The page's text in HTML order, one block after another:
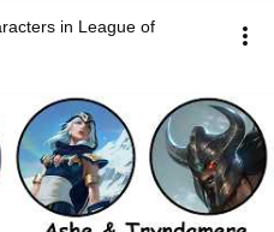
in League of